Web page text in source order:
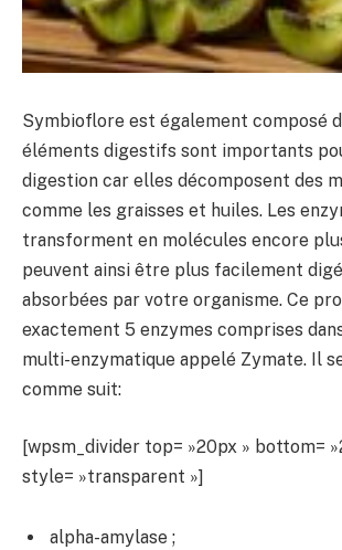
Symbioflore est également composé
éléments digestifs sont importants
digestion car elles décomposent des
comme les graisses et huiles. Les
transforment en molécules encore
peuvent ainsi être plus facilement
absorbées par votre organisme. Ce
exactement 5 enzymes comprises
multi-enzymatique appelé Zymate. Il
comme suit:
[wpsm_divider top= »20px » bottom=
style= »transparent »]
alpha-amylase ;